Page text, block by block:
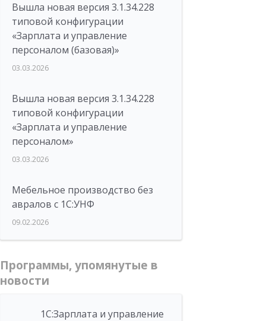
Вышла новая версия 3.1.34.228
типовой конфигурации
«Зарплата и управление
персоналом (базовая)»
03.03.2026
Вышла новая версия 3.1.34.228
типовой конфигурации
«Зарплата и управление
персоналом»
03.03.2026
Мебельное производство без
авралов с 1С:УНФ
09.02.2026
Программы, упомянутые в
новости
1С:Зарплата и управление